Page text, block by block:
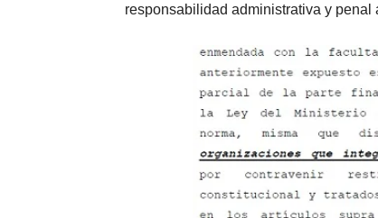
responsabilidad administrativa y penal